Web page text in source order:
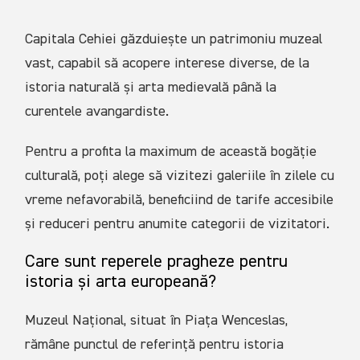
Capitala Cehiei găzduiește un patrimoniu muzeal
vast, capabil să acopere interese diverse, de la
istoria naturală și arta medievală până la
curentele avangardiste.
Pentru a profita la maximum de această bogăție
culturală, poți alege să vizitezi galeriile în zilele cu
vreme nefavorabilă, beneficiind de tarife accesibile
și reduceri pentru anumite categorii de vizitatori.
Care sunt reperele pragheze pentru
istoria și arta europeană?
Muzeul Național, situat în Piața Wenceslas,
rămâne punctul de referință pentru istoria